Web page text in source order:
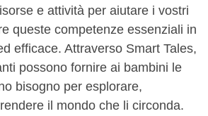
e attività per aiutare i vostri
queste competenze essenziali in
efficace. Attraverso Smart Tales,
possono fornire ai bambini le
bisogno per esplorare,
il mondo che li circonda.